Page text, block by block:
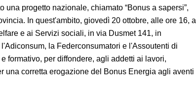
una progetto nazionale, chiamato “Bonus a sapersi”,
In quest'ambito, giovedì 20 ottobre, alle ore 16, a
e ai Servizi sociali, in via Dusmet 141, in
la Federconsumatori e l'Assoutenti di
formativo, per diffondere, agli addetti ai lavori,
una corretta erogazione del Bonus Energia agli aventi